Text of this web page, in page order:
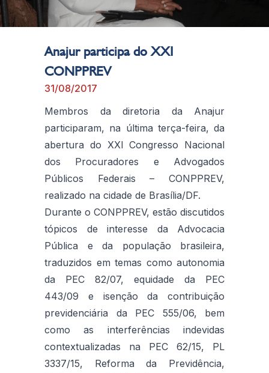
Anajur participa do XXI
CONPPREV
31/08/2017
Membros da diretoria da Anajur
participaram, na última terça-feira, da
abertura do XXI Congresso Nacional
dos Procuradores e Advogados
Públicos Federais – CONPPREV,
realizado na cidade de Brasília/DF.
Durante o CONPPREV, estão discutidos
tópicos de interesse da Advocacia
Pública e da população brasileira,
traduzidos em temas como autonomia
da PEC 82/07, equidade da PEC
443/09 e isenção da contribuição
previdenciária da PEC 555/06, bem
como as interferências indevidas
contextualizadas na PEC 62/15, PL
3337/15, Reforma da Previdência,